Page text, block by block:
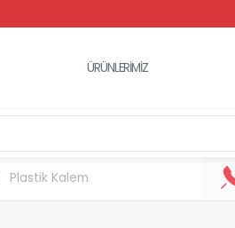
ÜRÜNLERİMİZ
Plastik Kalem